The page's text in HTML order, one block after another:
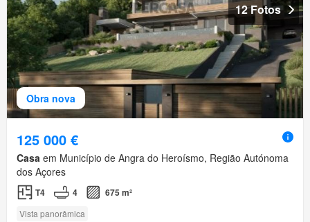
Obra nova
12 Fotos
125 000 €
Casa em Município de Angra do Heroísmo, Região Autónoma
dos Açores
T4 4 675 m²
Vista panorâmica